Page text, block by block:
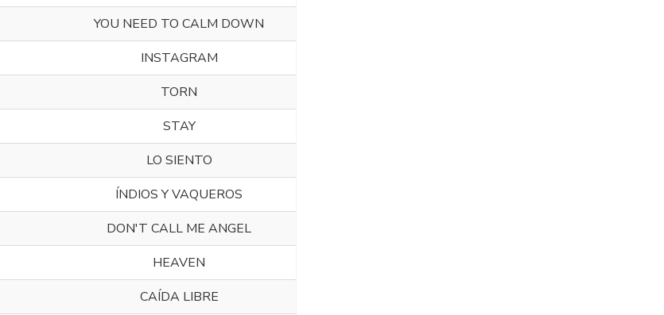
YOU NEED TO CALM DOWN
INSTAGRAM
TORN
STAY
LO SIENTO
ÍNDIOS Y VAQUEROS
DON'T CALL ME ANGEL
HEAVEN
CAÍDA LIBRE